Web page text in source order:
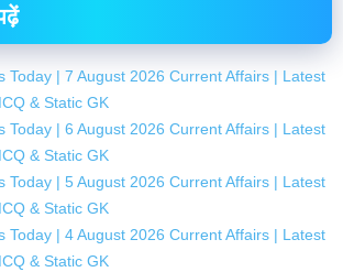
Today | 7 August 2026 Current Affairs | Latest
& Static GK
Today | 6 August 2026 Current Affairs | Latest
& Static GK
Today | 5 August 2026 Current Affairs | Latest
& Static GK
Today | 4 August 2026 Current Affairs | Latest
& Static GK